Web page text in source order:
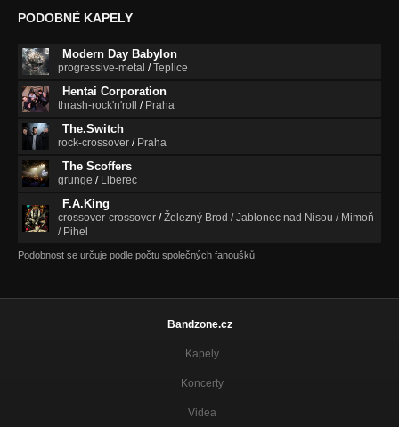
PODOBNÉ KAPELY
Modern Day Babylon
progressive-metal /Teplice
Hentai Corporation
thrash-rock'n'roll / Praha
The.Switch
rock-crossover / Praha
The Scoffers
grunge / Liberec
F.A.King
crossover-crossover /Železný Brod / Jablonec nad Nisou / Mimoň
/ Pihel
Podobnost se určuje podle počtu společných fanoušků.
Bandzone.cz
Kapely
Koncerty
Videa